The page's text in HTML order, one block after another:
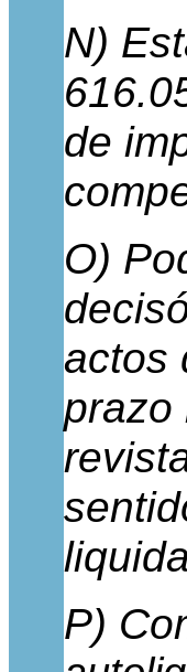
N)
de
O)
actos
prazo
P)